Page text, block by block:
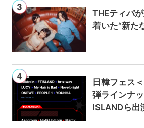
THEティバ
着いた“新た
日韓フェス
弾ラインナ
ISLANDら出